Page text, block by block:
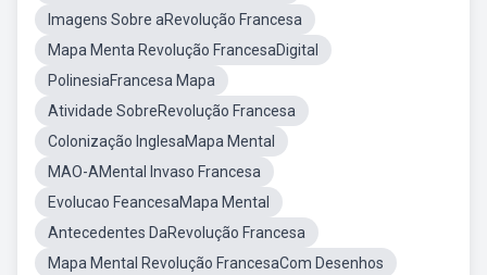
Imagens Sobre aRevolução Francesa
Mapa Menta Revolução FrancesaDigital
PolinesiaFrancesa Mapa
Atividade SobreRevolução Francesa
Colonização InglesaMapa Mental
MAO-AMental Invaso Francesa
Evolucao FeancesaMapa Mental
Antecedentes DaRevolução Francesa
Mapa Mental Revolução FrancesaCom Desenhos